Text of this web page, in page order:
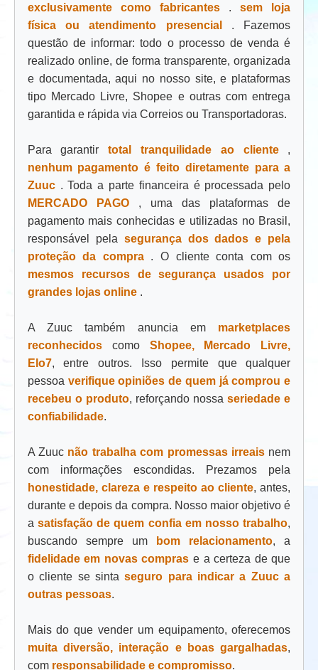
exclusivamente como fabricantes .sem loja
física ou atendimento presencial . Fazemos
questão de informar: todo o processo de venda é
realizado online, de forma transparente, organizada
e documentada, aqui no nosso site, e plataformas
tipo Mercado Livre, Shopee e outras com entrega
garantida e rápida via Correios ou Transportadoras.
Para garantirtotal tranquilidade ao cliente ,
nenhum pagamento é feito diretamente para a
Zuuc . Toda a parte financeira é processada pelo
MERCADO PAGO , uma das plataformas de
pagamento mais conhecidas e utilizadas no Brasil,
responsável pela segurança dos dados e pela
proteção da compra . O cliente conta com os
mesmos recursos de segurança usados por
grandes lojas online .
A Zuuc também anuncia em marketplaces
reconhecidoscomo Shopee, Mercado Livre,
Elo7, entre outros. Isso permite que qualquer
pessoa verifique opiniões de quem já comprou e
recebeu o produto, reforçando nossaseriedade e
confiabilidade.
A Zuuc não trabalha com promessas irreaisnem
com informações escondidas. Prezamos pela
honestidade, clareza e respeito ao cliente, antes,
durante e depois da compra. Nosso maior objetivo é
a satisfação de quem confia em nosso trabalho,
buscando sempre um
bom relacionamento, a
fidelidade em novas compras e a certeza de que
o cliente se sintaseguro para indicar a Zuuc a
outras pessoas.
Mais do que vender um equipamento, oferecemos
muita diversão, interação e boas gargalhadas,
com responsabilidade e compromisso.